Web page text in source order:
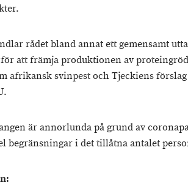
rådet bland annat ett gemensamt
att främja produktionen av
afrikansk svinpest och Tjeckiens
är annorlunda på grund av
begränsningar i det tillåtna antalet